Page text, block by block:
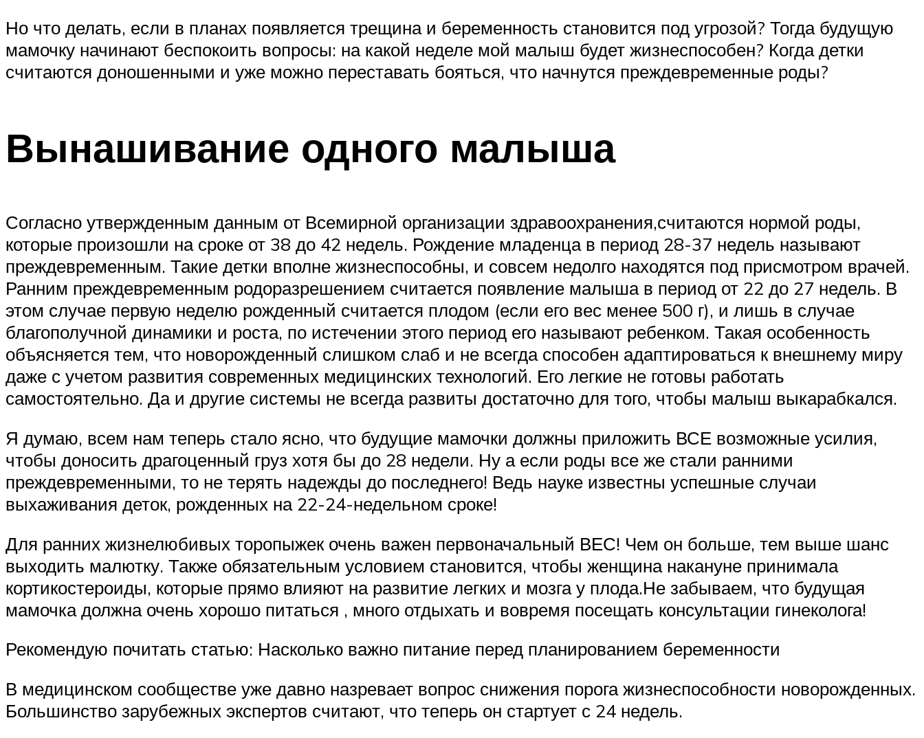
Но что делать, если в планах появляется трещина и беременность становится под угрозой? Тогда будущую
мамочку начинают беспокоить вопросы: на какой неделе мой малыш будет жизнеспособен? Когда детки
считаются доношенными и уже можно переставать бояться, что начнутся преждевременные роды?
Вынашивание одного малыша
Согласно утвержденным данным от Всемирной организации здравоохранения,считаются нормой роды,
которые произошли на сроке от 38 до 42 недель. Рождение младенца в период 28-37 недель называют
преждевременным. Такие детки вполне жизнеспособны, и совсем недолго находятся под присмотром врачей.
Ранним преждевременным родоразрешением считается появление малыша в период от 22 до 27 недель. В
этом случае первую неделю рожденный считается плодом (если его вес менее 500 г), и лишь в случае
благополучной динамики и роста, по истечении этого период его называют ребенком. Такая особенность
объясняется тем, что новорожденный слишком слаб и не всегда способен адаптироваться к внешнему миру
даже с учетом развития современных медицинских технологий. Его легкие не готовы работать
самостоятельно. Да и другие системы не всегда развиты достаточно для того, чтобы малыш выкарабкался.
Я думаю, всем нам теперь стало ясно, что будущие мамочки должны приложить ВСЕ возможные усилия,
чтобы доносить драгоценный груз хотя бы до 28 недели. Ну а если роды все же стали ранними
преждевременными, то не терять надежды до последнего! Ведь науке известны успешные случаи
выхаживания деток, рожденных на 22-24-недельном сроке!
Для ранних жизнелюбивых торопыжек очень важен первоначальный ВЕС! Чем он больше, тем выше шанс
выходить малютку. Также обязательным условием становится, чтобы женщина накануне принимала
кортикостероиды, которые прямо влияют на развитие легких и мозга у плода.Не забываем, что будущая
мамочка должна очень хорошо питаться , много отдыхать и вовремя посещать консультации гинеколога!
Рекомендую почитать статью: Насколько важно питание перед планированием беременности
В медицинском сообществе уже давно назревает вопрос снижения порога жизнеспособности новорожденных.
Большинство зарубежных экспертов считают, что теперь он стартует с 24 недель.